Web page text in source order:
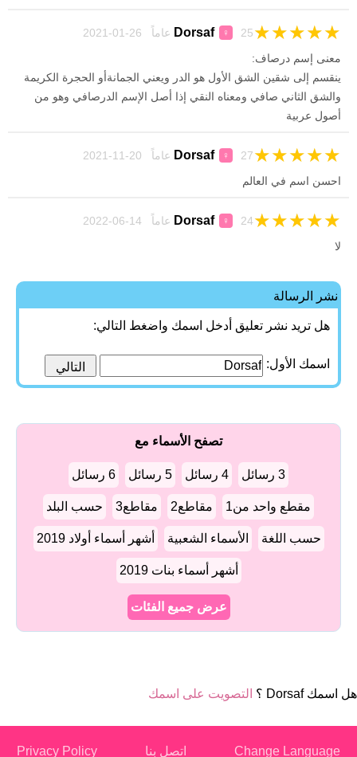
Dorsaf ♀ 25 عاماً 26-01-2021 ★
★
★
★
★
معنى إسم درصاف:
ينقسم إلى شقين الشق الأول هو الدر ويعني الجمانةأو الحجرة الكريمة
والشق الثاني صافي ومعناه النقي إذا أصل الإسم الدرصافي وهو من
أصول عربية
Dorsaf ♀ 27 عاماً 20-11-2021 ★
★
★
★
★
احسن اسم في العالم
Dorsaf ♀ 24 عاماً 14-06-2022 ★
★
★
★
★
لا
نشر الرسالة
هل تريد نشر تعليق أدخل اسمك واضغط التالي:
اسمك الأول:
تصفح الأسماء مع
3 رسائل 4 رسائل 5 رسائل 6 رسائل
مقطع واحد من1 مقاطع2 مقاطع3 حسب البلد
حسب اللغة الأسماء الشعبية أشهر أسماء أولاد 2019
أشهر أسماء بنات 2019
عرض جميع الفئات
هل اسمك Dorsaf ؟ التصويت على اسمك
Change Language اتصل بنا Privacy Policy